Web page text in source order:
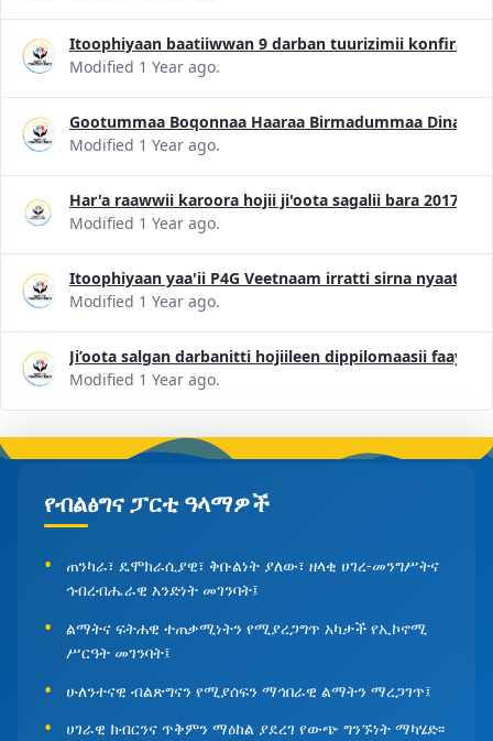
Itoophiyaan baatiiwwan 9 darban tuurizimii
Modified 1 Year ago.
Gootummaa Boqonnaa Haaraa Birmadummaa
Modified 1 Year ago.
Har'a raawwii karoora hojii ji'oota sagalii bara 2017
Modified 1 Year ago.
Itoophiyaan yaa'ii P4G Veetnaam irratti sirna nyaataa
Modified 1 Year ago.
Ji’oota salgan darbanitti hojiileen dippilomaasii
Modified 1 Year ago.
የብልፅግና ፓርቲ ዓላማዎች
ጠንካራ፣ ዴሞክራሲያዊ፣ ቅቡልነት ያለው፣ ዘላቂ ሀገረ-መንግሥትና
ኅብረብሔራዊ አንድነት መገንባት፤
ልማትና ፍትሐዊ ተጠቃሚነትን የሚያረጋግጥ አካታች የኢኮኖሚ
ሥርዓት መገንባት፤
ሁለንተናዊ ብልጽግናን የሚያሰፍን ማኅበራዊ ልማትን ማረጋገጥ፤
ሀገራዊ ክብርንና ጥቅምን ማዕከል ያደረገ የውጭ ግንኙነት ማካሄድ፡፡